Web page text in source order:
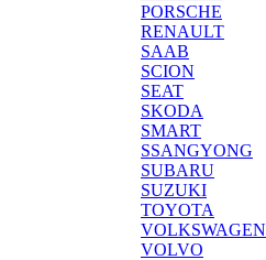
PORSCHE
RENAULT
SAAB
SCION
SEAT
SKODA
SMART
SSANGYONG
SUBARU
SUZUKI
TOYOTA
VOLKSWAGEN
VOLVO